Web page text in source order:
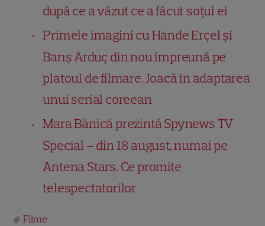
după ce a văzut ce a făcut soțul ei
Primele imagini cu Hande Erçel și
Barış Arduç din nou împreună pe
platoul de filmare. Joacă în adaptarea
unui serial coreean
Mara Bănică prezintă Spynews TV
Special – din 18 august, numai pe
Antena Stars. Ce promite
telespectatorilor
Filme